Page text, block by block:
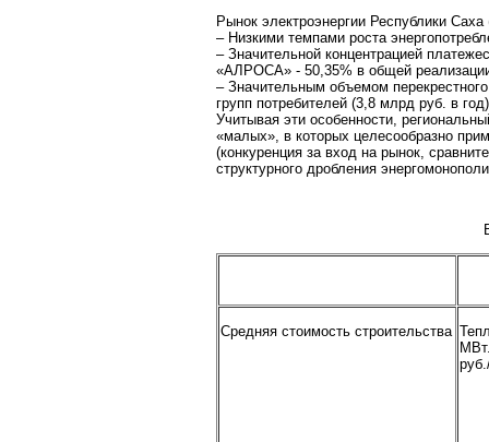
Рынок электроэнергии Республики
– Низкими темпами роста
– Значительной концентрацией
«АЛРОСА» - 50,35% в общей
– Значительным объемом
групп потребителей (3,8 млрд руб. в
Учитывая эти особенности,
«малых», в которых целесообразно
(конкуренция за вход на рынок,
структурного дробления
Средняя стоимость строительства